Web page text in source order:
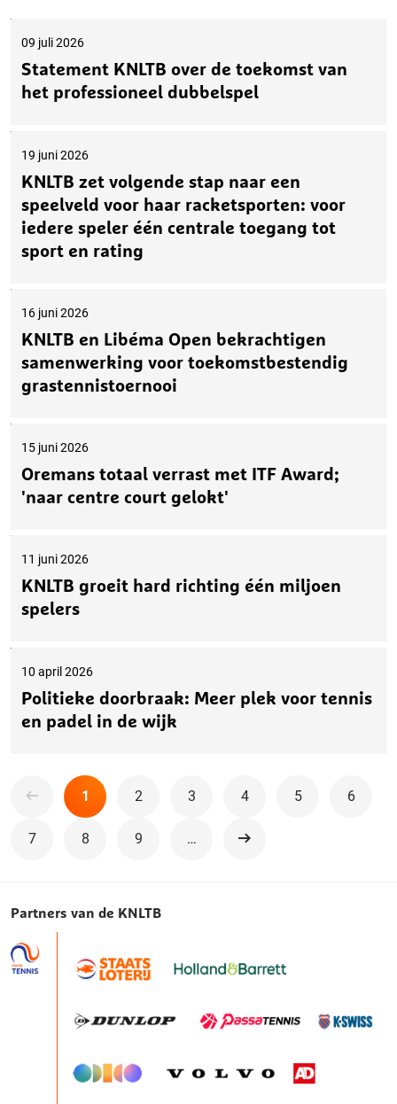
09 juli 2026
Statement KNLTB over de toekomst van
het professioneel dubbelspel
19 juni 2026
KNLTB zet volgende stap naar een
speelveld voor haar racketsporten: voor
iedere speler één centrale toegang tot
sport en rating
16 juni 2026
KNLTB en Libéma Open bekrachtigen
samenwerking voor toekomstbestendig
grastennistoernooi
15 juni 2026
Oremans totaal verrast met ITF Award;
'naar centre court gelokt'
11 juni 2026
KNLTB groeit hard richting één miljoen
spelers
10 april 2026
Politieke doorbraak: Meer plek voor tennis
en padel in de wijk
1 2 3 4 5 6
7 8 9 …
Volgende
Partners van de KNLTB